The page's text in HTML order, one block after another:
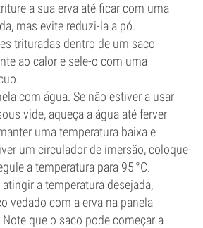
a sua erva até ficar com uma
mas evite reduzi-la a pó.
trituradas dentro de um saco
ao calor e sele-o com uma
com água. Se não estiver a usar
vide, aqueça a água até ferver
uma temperatura baixa e
um circulador de imersão, coloque-
a temperatura para 95 °C.
a temperatura desejada,
vedado com a erva na panela
que o saco pode começar a